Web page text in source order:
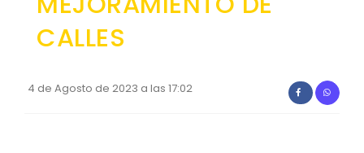
GESTIÓN ADMINISTRATIVA
Plan de desarrollo y Ordenamiento Territorial -
CALLES
4 de Agosto de 2023 a las 17:02